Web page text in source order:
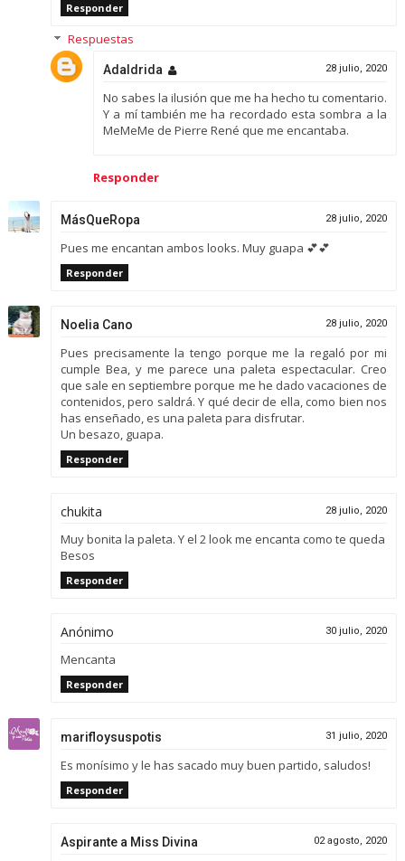
Responder
Respuestas
Adaldrida 28 julio, 2020
No sabes la ilusión que me ha hecho tu comentario.
Y a mí también me ha recordado esta sombra a la
MeMeMe de Pierre René que me encantaba.
Responder
MásQueRopa 28 julio, 2020
Pues me encantan ambos looks. Muy guapa 💕💕
Responder
Noelia Cano 28 julio, 2020
Pues precisamente la tengo porque me la regaló por mi
cumple Bea, y me parece una paleta espectacular. Creo
que sale en septiembre porque me he dado vacaciones de
contenidos, pero saldrá. Y qué decir de ella, como bien nos
has enseñado, es una paleta para disfrutar.
Un besazo, guapa.
Responder
chukita 28 julio, 2020
Muy bonita la paleta. Y el 2 look me encanta como te queda
Besos
Responder
Anónimo 30 julio, 2020
Mencanta
Responder
marifloysuspotis 31 julio, 2020
Es monísimo y le has sacado muy buen partido, saludos!
Responder
Aspirante a Miss Divina 02 agosto, 2020